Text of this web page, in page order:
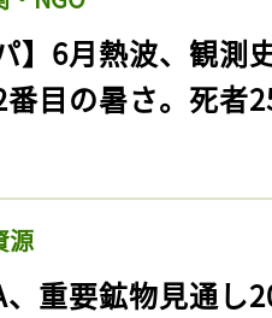
】6月熱波、観
目の暑さ。死者
源
、重要鉱物見通
気に入りに
ログイン